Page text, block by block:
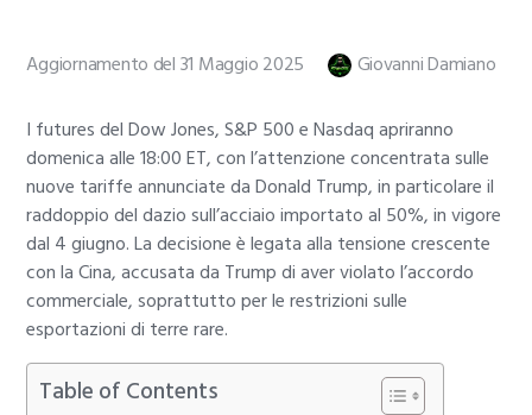
Aggiornamento del 31 Maggio 2025 Giovanni Damiano
I futures del Dow Jones, S&P 500 e Nasdaq apriranno
domenica alle 18:00 ET, con l’attenzione concentrata sulle
nuove tariffe annunciate da Donald Trump, in particolare il
raddoppio del dazio sull’acciaio importato al 50%, in vigore
dal 4 giugno. La decisione è legata alla tensione crescente
con la Cina, accusata da Trump di aver violato l’accordo
commerciale, soprattutto per le restrizioni sulle
esportazioni di terre rare.
Table of Contents